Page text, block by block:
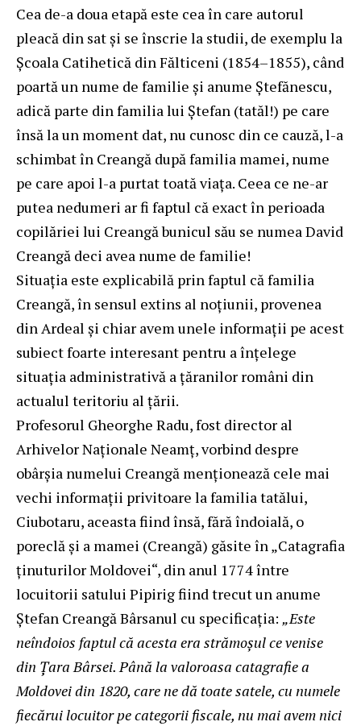
Cea de-a doua etapă este cea în care autorul
pleacă din sat și se înscrie la studii, de exemplu la
Şcoala Catihetică din Fălticeni (1854–1855), când
poartă un nume de familie și anume Ștefănescu,
adică parte din familia lui Ștefan (tatăl!) pe care
însă la un moment dat, nu cunosc din ce cauză, l-a
schimbat în Creangă după familia mamei, nume
pe care apoi l-a purtat toată viața. Ceea ce ne-ar
putea nedumeri ar fi faptul că exact în perioada
copilăriei lui Creangă bunicul său se numea David
Creangă deci avea nume de familie!
Situația este explicabilă prin faptul că familia
Creangă, în sensul extins al noțiunii, provenea
din Ardeal și chiar avem unele informații pe acest
subiect foarte interesant pentru a înțelege
situația administrativă a țăranilor români din
actualul teritoriu al țării.
Profesorul Gheorghe Radu, fost director al
Arhivelor Naţionale Neamţ, vorbind despre
obârşia numelui Creangă menționează cele mai
vechi informații privitoare la familia tatălui,
Ciubotaru, aceasta fiind însă, fără îndoială, o
poreclă şi a mamei (Creangă) găsite în „Catagrafia
ţinuturilor Moldovei“, din anul 1774 între
locuitorii satului Pipirig fiind trecut un anume
Ştefan Creangă Bârsanul cu specificația: „Este
neîndoios faptul că acesta era strămoşul ce venise
din Ţara Bârsei. Până la valoroasa catagrafie a
Moldovei din 1820, care ne dă toate satele, cu numele
fiecărui locuitor pe categorii fiscale, nu mai avem nici